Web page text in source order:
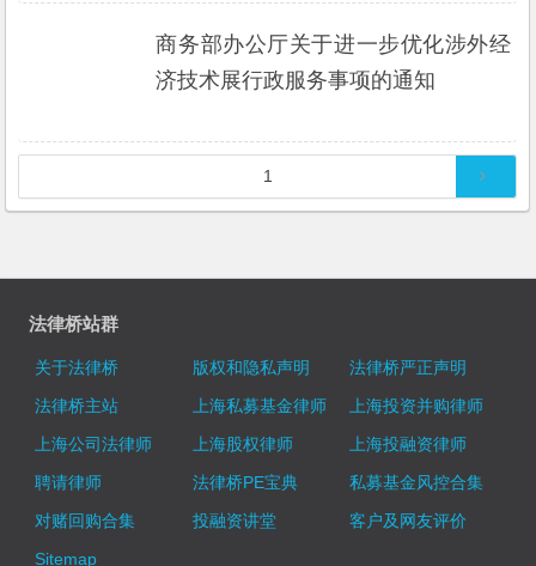
商务部办公厅关于进一步优化涉外经
济技术展行政服务事项的通知
1
法律桥站群
关于法律桥 版权和隐私声明
法律桥严正声明
法律桥主站
上海私募基金律师
上海投资并购律师
上海公司法律师
上海股权律师
上海投融资律师
聘请律师
法律桥PE宝典
私募基金风控合集
对赌回购合集
投融资讲堂
客户及网友评价
Sitemap